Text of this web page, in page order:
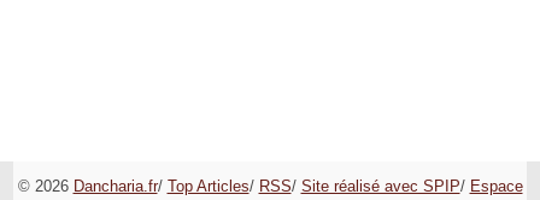
© 2026 Dancharia.fr/ Top Articles/ RSS/ Site réalisé avec SPIP/ Espace